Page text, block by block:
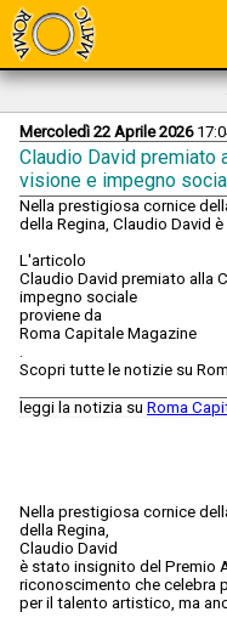
Mercoledì 22 Aprile 2026
Claudio David premiato
visione e impegno
Nella prestigiosa cornice
della Regina, Claudio David è
L'articolo
Claudio David premiato alla
impegno sociale
proviene da
Roma Capitale Magazine
.
Scopri tutte le notizie su
leggi la notizia su Roma
Nella prestigiosa cornice
della Regina,
Claudio David
è stato insignito del Premio
riconoscimento che celebra
per il talento artistico, ma